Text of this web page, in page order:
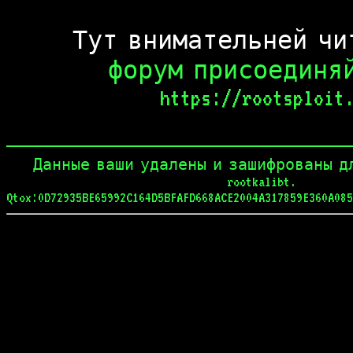
Тут внимательней
форум
https://
Данные ваши удалены и зашифрованы
rootkalibt.